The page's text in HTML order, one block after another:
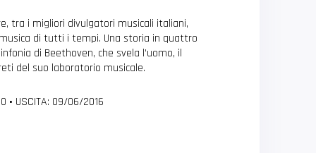
tra i migliori divulgatori musicali italiani,
di tutti i tempi. Una storia in quattro
di Beethoven, che svela l’uomo, il
del suo laboratorio musicale.
• USCITA: 09/06/2016